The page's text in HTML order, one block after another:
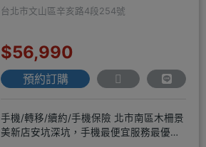
台北市文山區辛亥路4段254號
$56,990
預約訂購
手機/轉移/續約/手機保險 北市南區木柵景
美新店安坑深坑，手機最便宜服務最優